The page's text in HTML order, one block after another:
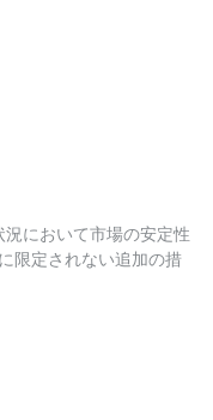
において市場の安定性
限定されない追加の措